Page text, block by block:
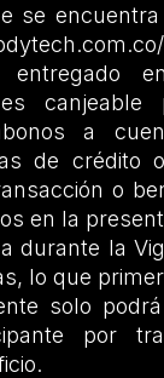
se
entregado
canjeable
a
de crédito
o
en la
durante la
lo que
solo
por